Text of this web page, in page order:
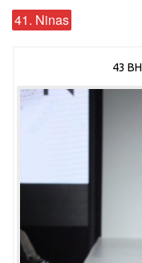
41. Ninas
43